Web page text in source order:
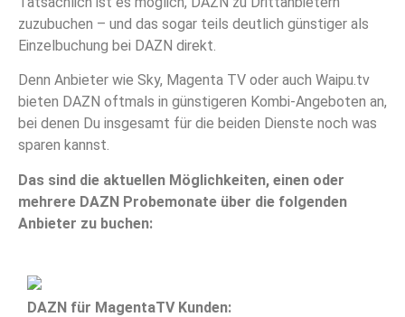
zuzubuchen – und das sogar teils deutlich günstiger als
Einzelbuchung bei DAZN direkt.
Denn Anbieter wie Sky, Magenta TV oder auch Waipu.tv
bieten DAZN oftmals in günstigeren Kombi-Angeboten an,
bei denen Du insgesamt für die beiden Dienste noch was
sparen kannst.
Das sind die aktuellen Möglichkeiten, einen oder
mehrere DAZN Probemonate über die folgenden
Anbieter zu buchen:
DAZN für MagentaTV Kunden: